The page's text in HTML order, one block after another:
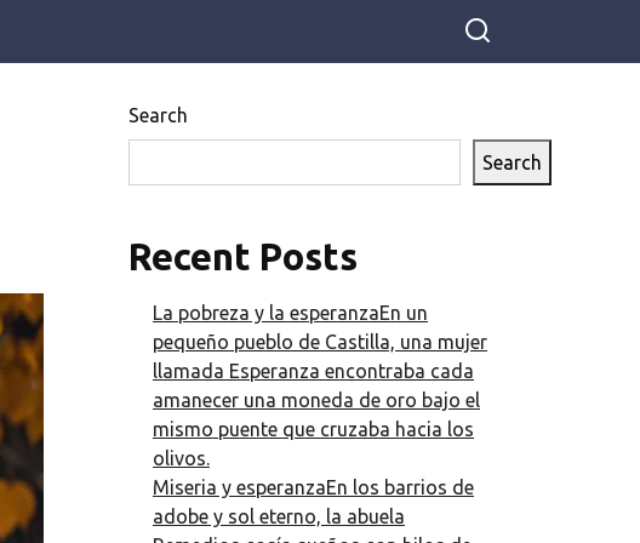
Search
Search
Recent Posts
La pobreza y la esperanzaEn un
pequeño pueblo de Castilla, una mujer
llamada Esperanza encontraba cada
amanecer una moneda de oro bajo el
mismo puente que cruzaba hacia los
olivos.
Miseria y esperanzaEn los barrios de
adobe y sol eterno, la abuela